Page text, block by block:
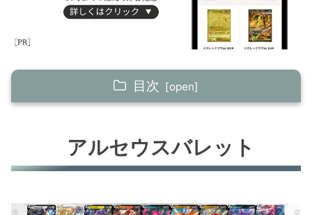
目次
カイリキー
はくばバドレックスV
アルセウスバレット